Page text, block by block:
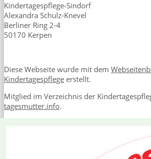
Kindertagespflege-Sindorf
Alexandra Schulz-Knevel
Berliner Ring 2-4
50170 Kerpen
Diese Webseite wurde mit dem
Kindertagespflege erstellt.
Mitglied im Verzeichnis der
tagesmutter.info.